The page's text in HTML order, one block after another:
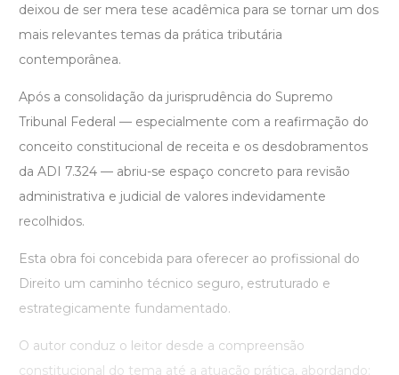
deixou de ser mera tese acadêmica para se tornar um dos
mais relevantes temas da prática tributária
contemporânea.
Após a consolidação da jurisprudência do Supremo
Tribunal Federal — especialmente com a reafirmação do
conceito constitucional de receita e os desdobramentos
da ADI 7.324 — abriu-se espaço concreto para revisão
administrativa e judicial de valores indevidamente
recolhidos.
Esta obra foi concebida para oferecer ao profissional do
Direito um caminho técnico seguro, estruturado e
estrategicamente fundamentado.
O autor conduz o leitor desde a compreensão
constitucional do tema até a atuação prática, abordando: